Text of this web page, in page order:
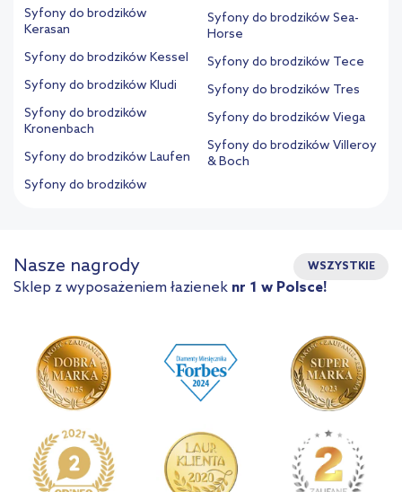
Syfony do brodzików
Kerasan
Syfony do brodzików Kessel
Syfony do brodzików Kludi
Syfony do brodzików
Kronenbach
Syfony do brodzików Laufen
Syfony do brodzików
Syfony do brodzików Sea-
Horse
Syfony do brodzików Tece
Syfony do brodzików Tres
Syfony do brodzików Viega
Syfony do brodzików Villeroy
& Boch
Nasze nagrody WSZYSTKIE
Sklep z wyposażeniem łazienek nr 1 w Polsce!